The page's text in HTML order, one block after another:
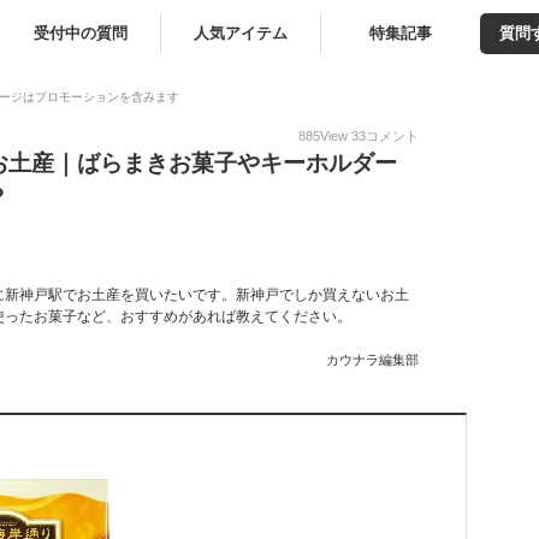
受付中の質問 人気アイテム 特集記事 質問
ジはプロモーションを含みます
885View 33コメント
産｜ばらまきお菓子やキーホルダー
神戸駅でお土産を買いたいです。新神戸でしか買えないお土
たお菓子など、おすすめがあれば教えてください。
カウナラ編集部